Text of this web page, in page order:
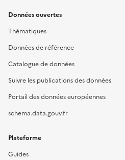
Données ouvertes
Thématiques
Données de référence
Catalogue de données
Suivre les publications des données
Portail des données européennes
schema.data.gouv.fr
Plateforme
Guides